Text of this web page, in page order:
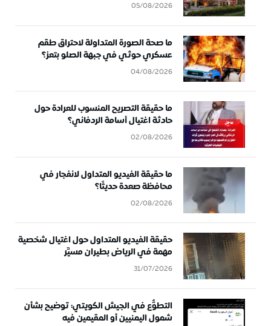
05/08/2026
ما صحة الصورة المتداولة لاحتراق طقم
عسكري حوثي في جبهة الصلو بتعز؟
04/08/2026
ما حقيقة التصريح المنسوب للعرادة حول
حادثة اغتيال أسامة الردفاني؟
02/08/2026
ما حقيقة الفيديو المتداول لانفجار في
محافظة صعدة حديثًا؟
02/08/2026
حقيقة الفيديو المتداول حول اغتيال شخصية
مهمة في الرياض بطيران مسيَّر
31/07/2026
التطوُّع في الجيش الكويتي: توضيح بشأن
شمول اليمنيين أو المقيمين فيه